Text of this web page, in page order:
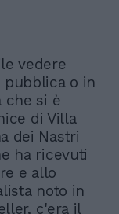
vedere
pubblica o in
che si è
di Villa
dei Nastri
ha ricevuti
e allo
noto in
c'era il